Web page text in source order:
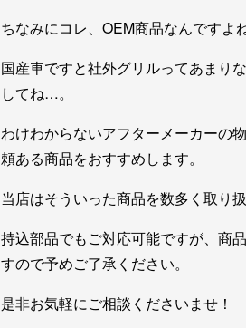
ちなみにコレ、OEM商品なんですよね
国産車ですと社外グリルってあまり
してね…。
わけわからないアフターメーカーの
頼ある商品をおすすめします。
当店はそういった商品を数多く取り扱
持込部品でもご対応可能ですが、商
すので予めご了承ください。
是非お気軽にご相談くださいませ！